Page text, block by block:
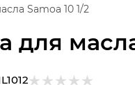
для
Samoa 10 1/2